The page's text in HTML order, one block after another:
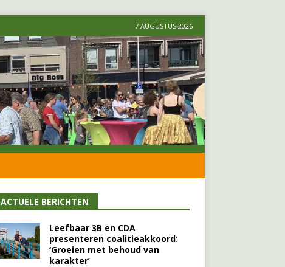
7 AUGUSTUS 2026
ACTUELE BERICHTEN
Leefbaar 3B en CDA
presenteren coalitieakkoord:
‘Groeien met behoud van
karakter’